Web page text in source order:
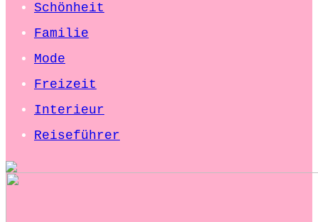
Schönheit
Familie
Mode
Freizeit
Interieur
Reiseführer